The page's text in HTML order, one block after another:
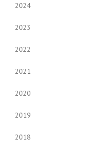
2024
2023
2022
2021
2020
2019
2018